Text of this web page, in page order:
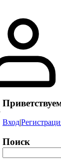
материалы
Вход|
Поиск